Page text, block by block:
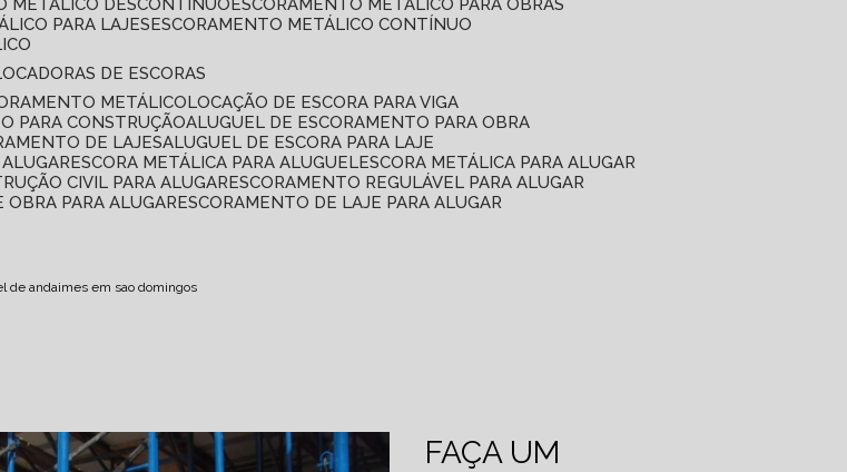
METÁLICO DESCONTÍNUO
ESCORAMENTO METÁLICO PARA OBRAS
PARA LAJES
ESCORAMENTO METÁLICO CONTÍNUO
LOCADORAS DE ESCORAS
METÁLICO LOCAÇÃO DE ESCORA PARA VIGA
PARA CONSTRUÇÃO ALUGUEL DE ESCORAMENTO PARA OBRA
DE LAJES ALUGUEL DE ESCORA PARA LAJE
ALUGAR ESCORA METÁLICA PARA ALUGUEL ESCORA METÁLICA PARA ALUGAR
CIVIL PARA ALUGAR ESCORAMENTO REGULÁVEL PARA ALUGAR
OBRA PARA ALUGAR ESCORAMENTO DE LAJE PARA ALUGAR
de andaimes em sao domingos
FAÇA UM